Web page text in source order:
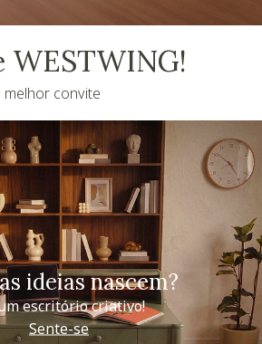
WESTWING!
convite
ideias nascem?
escritório criativo!
Sente-se